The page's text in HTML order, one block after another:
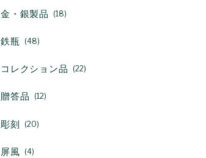
金・銀製品 18
鉄瓶 48
コレクション品 22
贈答品 12
彫刻 20
屏風 4